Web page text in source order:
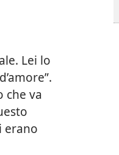
Lei lo
che va
erano